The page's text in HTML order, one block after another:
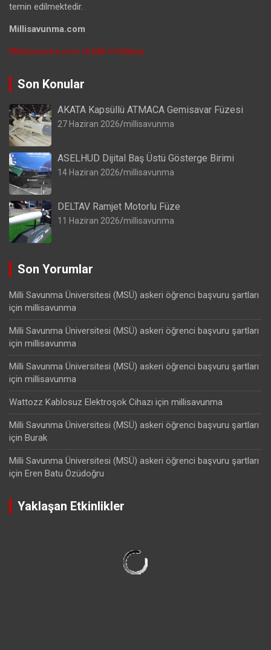
temin edilmektedir.
Millisavunma.com
Millisavunma.com Gizlilik Politikası
Son Konular
AKATA Kapsüllü ATMACA Gemisavar Füzesi
27 Haziran 2026 millisavunma
ASELHUD Dijital Baş Üstü Gösterge Birimi
14 Haziran 2026 millisavunma
DELTAV Ramjet Motorlu Füze
11 Haziran 2026 millisavunma
Son Yorumlar
Milli Savunma Üniversitesi (MSÜ) askeri öğrenci başvuru şartları
için millisavunma
Milli Savunma Üniversitesi (MSÜ) askeri öğrenci başvuru şartları
için millisavunma
Milli Savunma Üniversitesi (MSÜ) askeri öğrenci başvuru şartları
için millisavunma
Wattozz Kablosuz Elektroşok Cihazı için millisavunma
Milli Savunma Üniversitesi (MSÜ) askeri öğrenci başvuru şartları
için Burak
Milli Savunma Üniversitesi (MSÜ) askeri öğrenci başvuru şartları
için Eren Batu Özüdoğru
Yaklaşan Etkinlikler